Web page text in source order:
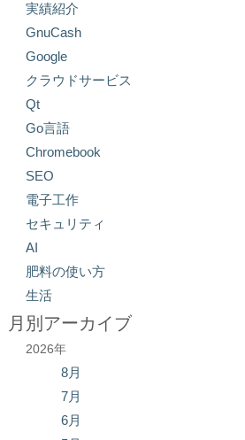
実績紹介
GnuCash
Google
クラウドサービス
Qt
Go言語
Chromebook
SEO
電子工作
セキュリティ
AI
肥料の使い方
生活
月別アーカイブ
2026年
8月
7月
6月